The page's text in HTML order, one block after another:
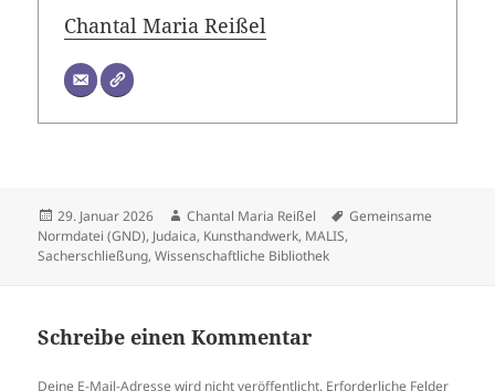
Chantal Maria Reißel
Veröffentlicht
am
29. Januar 2026 Autor
Chantal Maria Reißel Schlagwörter
Gemeinsame
Normdatei (GND), Judaica, Kunsthandwerk, MALIS,
Sacherschließung,Wissenschaftliche Bibliothek
Schreibe einen Kommentar
Deine E-Mail-Adresse wird nicht veröffentlicht. Erforderliche Felder